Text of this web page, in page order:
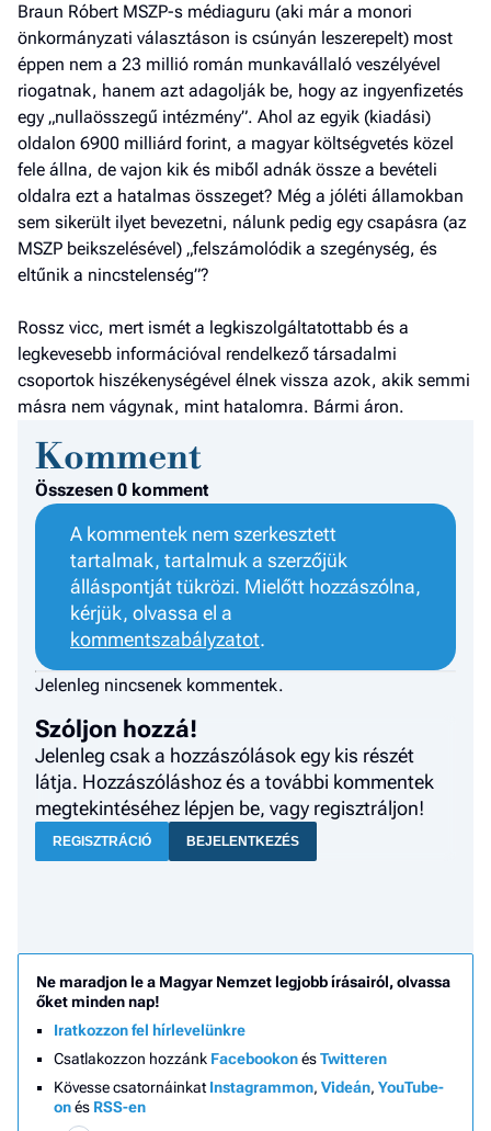
- heti
Braun Róbert MSZP-s médiaguru (aki már a monori
önkormányzati választáson is csúnyán leszerepelt) most
éppen nem a 23 millió román munkavállaló veszélyével
riogatnak, hanem azt adagolják be, hogy az ingyenfizetés
egy „nullaösszegű intézmény”. Ahol az egyik (kiadási)
oldalon 6900 milliárd forint, a magyar költségvetés közel
fele állna, de vajon kik és miből adnák össze a bevételi
oldalra ezt a hatalmas összeget? Még a jóléti államokban
sem sikerült ilyet bevezetni, nálunk pedig egy csapásra (az
MSZP beikszelésével) „felszámolódik a szegénység, és
eltűnik a nincstelenség”?
Rossz vicc, mert ismét a legkiszolgáltatottabb és a
legkevesebb információval rendelkező társadalmi
csoportok hiszékenységével élnek vissza azok, akik semmi
másra nem vágynak, mint hatalomra. Bármi áron.
Komment
Összesen 0 komment
A kommentek nem szerkesztett
tartalmak, tartalmuk a szerzőjük
álláspontját tükrözi. Mielőtt hozzászólna,
kérjük, olvassa el a
kommentszabályzatot.
Jelenleg nincsenek kommentek.
Szóljon hozzá!
Jelenleg csak a hozzászólások egy kis részét
látja. Hozzászóláshoz és a további kommentek
megtekintéséhez lépjen be, vagy regisztráljon!
REGISZTRÁCIÓ BEJELENTKEZÉS
Ne maradjon le a Magyar Nemzet legjobb írásairól, olvassa
őket minden nap!
Iratkozzon fel hírlevelünkre
Csatlakozzon hozzánk FacebookonésTwitteren
Kövesse csatornáinkat Instagrammon, Videán, YouTube-
onés RSS-en